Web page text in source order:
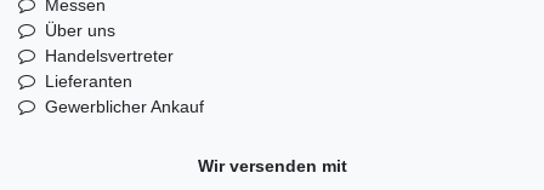
Messen
Über uns
Handelsvertreter
Lieferanten
Gewerblicher Ankauf
Wir versenden mit